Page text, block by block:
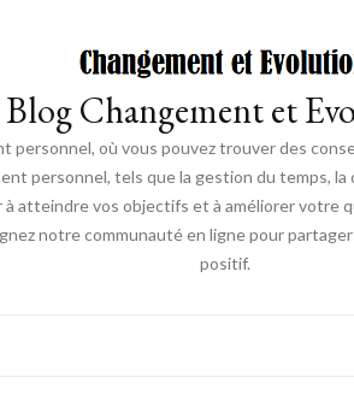
Blog Changement et
où vous pouvez trouver des
personnel, tels que la gestion du temps, la
atteindre vos objectifs et à améliorer votre
notre communauté en ligne pour
positif.